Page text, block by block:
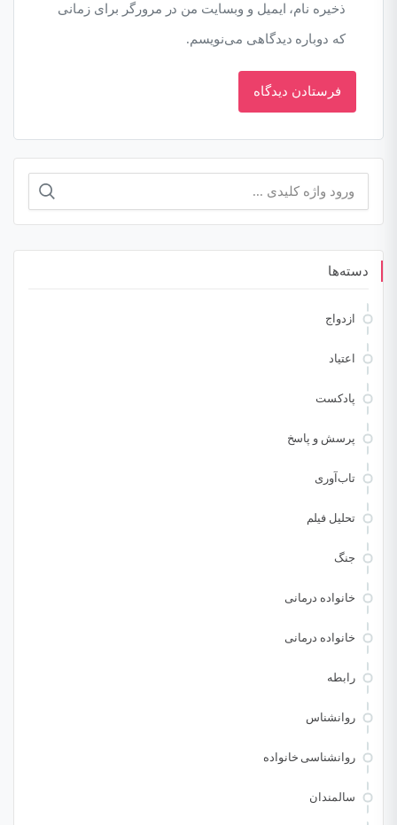
ذخیره نام، ایمیل و وبسایت من در مرورگر برای زمانی
که دوباره دیدگاهی می‌نویسم.
جستجو
دسته‌ها
ازدواج
اعتیاد
پادکست
پرسش و پاسخ
تاب‌آوری
تحلیل فیلم
جنگ
خانواده درمانی
خانواده درمانی
رابطه
روانشناس
روانشناسی خانواده
سالمندان